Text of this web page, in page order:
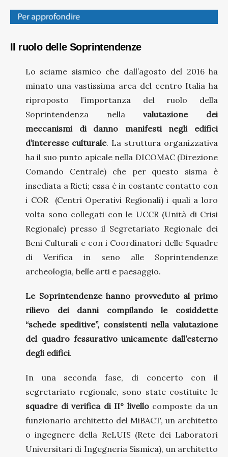
Il ruolo delle Soprintendenze
Lo sciame sismico che dall’agosto del 2016 ha
minato una vastissima area del centro Italia ha
riproposto l’importanza del ruolo della
Soprintendenza nella valutazione dei
meccanismi di danno manifesti negli edifici
d’interesse culturale. La struttura organizzativa
ha il suo punto apicale nella DICOMAC (Direzione
Comando Centrale) che per questo sisma è
insediata a Rieti; essa è in costante contatto con
i COR (Centri Operativi Regionali) i quali a loro
volta sono collegati con le UCCR (Unità di Crisi
Regionale) presso il Segretariato Regionale dei
Beni Culturali e con i Coordinatori delle Squadre
di Verifica in seno alle Soprintendenze
archeologia, belle arti e paesaggio.
Le Soprintendenze hanno provveduto al primo
rilievo dei danni compilando le cosiddette
“schede speditive”, consistenti nella valutazione
del quadro fessurativo unicamente dall’esterno
degli edifici.
In una seconda fase, di concerto con il
segretariato regionale, sono state costituite le
squadre di verifica di II° livellocomposte da un
funzionario architetto del MiBACT, un architetto
o ingegnere della ReLUIS (Rete dei Laboratori
Universitari di Ingegneria Sismica), un architetto